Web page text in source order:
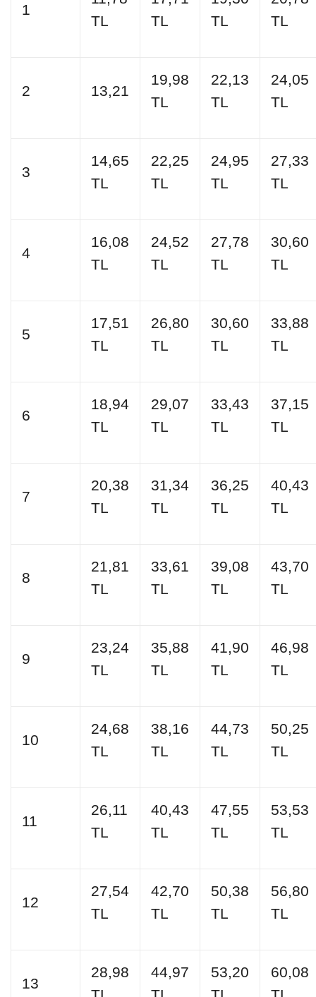
1
TL
TL
TL
TL
2 13,21
19,98
TL
22,13
TL
24,05
TL
3
14,65
TL
22,25
TL
24,95
TL
27,33
TL
4
16,08
TL
24,52
TL
27,78
TL
30,60
TL
5
17,51
TL
26,80
TL
30,60
TL
33,88
TL
6
18,94
TL
29,07
TL
33,43
TL
37,15
TL
7
20,38
TL
31,34
TL
36,25
TL
40,43
TL
8
21,81
TL
33,61
TL
39,08
TL
43,70
TL
9
23,24
TL
35,88
TL
41,90
TL
46,98
TL
10
24,68
TL
38,16
TL
44,73
TL
50,25
TL
11
26,11
TL
40,43
TL
47,55
TL
53,53
TL
12
27,54
TL
42,70
TL
50,38
TL
56,80
TL
13
28,98
44,97
53,20
60,08